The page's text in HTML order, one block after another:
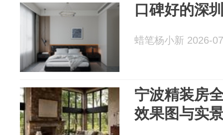
口碑好的深
蜡笔杨小新 2026-
宁波精装房
效果图与实